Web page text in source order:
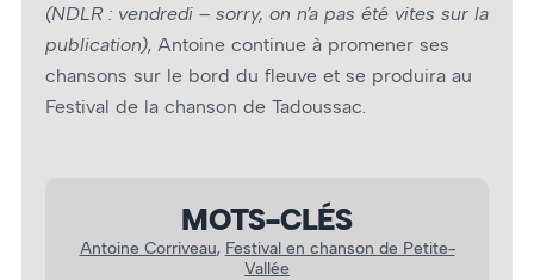
(NDLR : vendredi – sorry, on n’a pas été vites sur la
publication), Antoine continue à promener ses
chansons sur le bord du fleuve et se produira au
Festival de la chanson de Tadoussac.
MOTS-CLÉS
Antoine Corriveau, Festival en chanson de Petite-
Vallée